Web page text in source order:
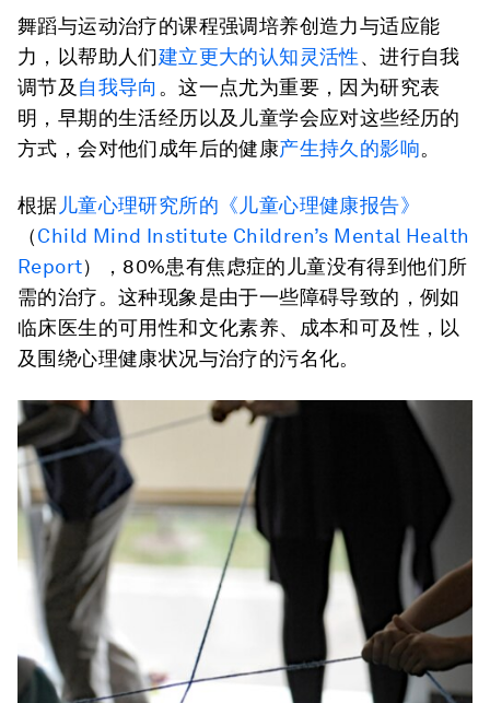
舞蹈与运动治疗的课程强调培养创造力与适应能
力，以帮助人们建立更大的认知灵活性、进行自我
调节及 自我导向 。这一点尤为重要，因为研究表
明，早期的生活经历以及儿童学会应对这些经历的
方式，会对他们成年后的健康产生持久的影响。
根据 儿童心理研究所的《儿童心理健康报告》
（Child Mind Institute Children’s Mental Health
Report），80%患有焦虑症的儿童没有得到他们所
需的治疗。这种现象是由于一些障碍导致的，例如
临床医生的可用性和文化素养、成本和可及性，以
及围绕心理健康状况与治疗的污名化。